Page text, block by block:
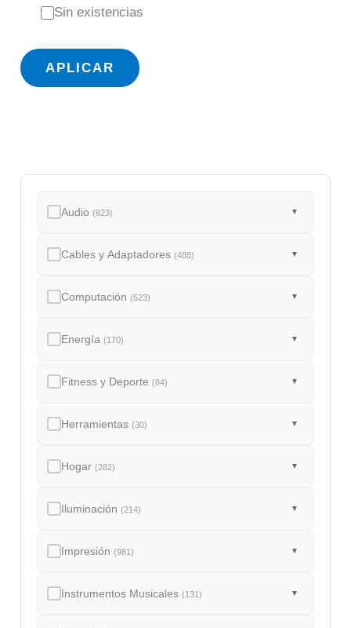
s
d
Sin existencias
APLICAR
Audio(823) ▼
Cables y Adaptadores(488) ▼
Computación(523) ▼
Energía(170) ▼
Fitness y Deporte(84) ▼
Herramientas(30) ▼
Hogar(282) ▼
Iluminación(214) ▼
Impresión(981) ▼
Instrumentos Musicales(131) ▼